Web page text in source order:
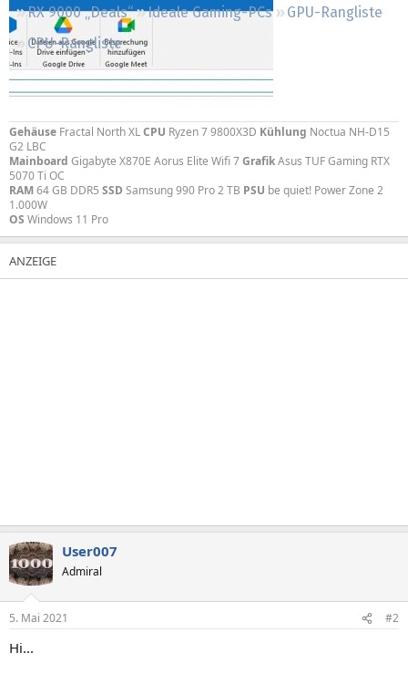
RX 9000 „Deals“
Ideale Gaming-PCs
GPU-Rangliste
CPU-Rangliste
Gehäuse Fractal North XLCPU Ryzen 7 9800X3D Kühlung Noctua NH-D15
G2 LBC
Mainboard Gigabyte X870E Aorus Elite Wifi 7GrafikAsus TUF Gaming RTX
5070 Ti OC
RAM64 GB DDR5 SSD Samsung 990 Pro 2 TB PSU be quiet! Power Zone 2
1.000W
OS Windows 11 Pro
User007
Admiral
5. Mai 2021 #2
Hi...